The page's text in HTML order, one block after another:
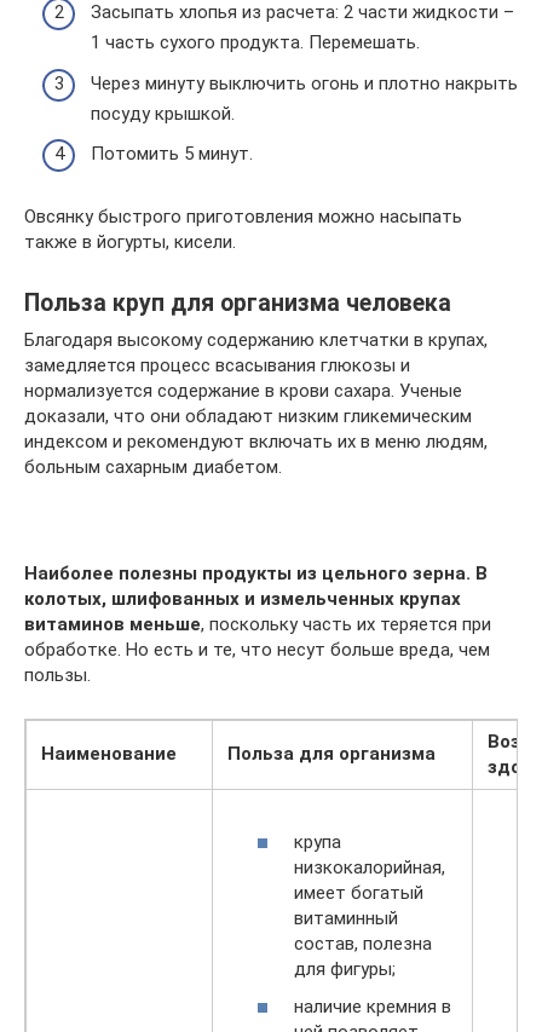
Засыпать хлопья из расчета: 2 части жидкости –
1 часть сухого продукта. Перемешать.
Через минуту выключить огонь и плотно накрыть
посуду крышкой.
Потомить 5 минут.
Овсянку быстрого приготовления можно насыпать
также в йогурты, кисели.
Польза круп для организма человека
Благодаря высокому содержанию клетчатки в крупах,
замедляется процесс всасывания глюкозы и
нормализуется содержание в крови сахара. Ученые
доказали, что они обладают низким гликемическим
индексом и рекомендуют включать их в меню людям,
больным сахарным диабетом.
Наиболее полезны продукты из цельного зерна. В
колотых, шлифованных и измельченных крупах
витаминов меньше, поскольку часть их теряется при
обработке. Но есть и те, что несут больше вреда, чем
пользы.
Наименование Польза для организма
крупа
низкокалорийная,
имеет богатый
витаминный
состав, полезна
для фигуры;
наличие кремния в